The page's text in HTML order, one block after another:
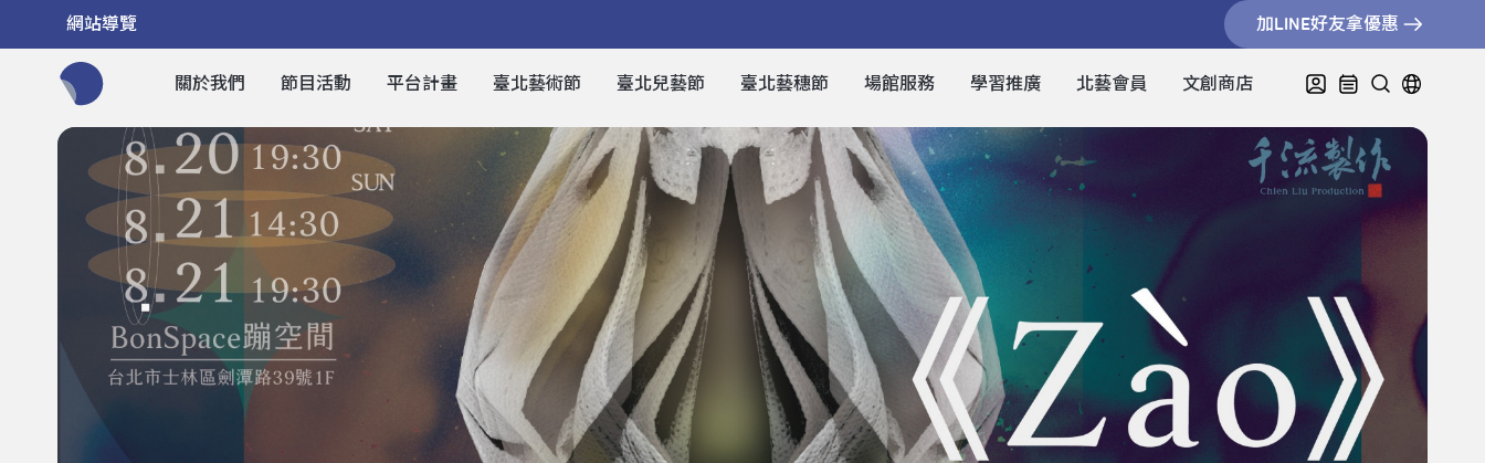
網站導覽 加LINE好友拿優惠
關於我們 節目活動 平台計畫 臺北藝術節 臺北兒藝節 臺北藝穗節 場館服務 學習推廣 北藝會員 文創商店